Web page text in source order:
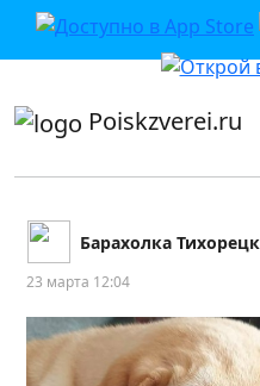
приложении или в VK">
Poiskzverei.ru
Барахолка Тихорецк
23 марта 12:04